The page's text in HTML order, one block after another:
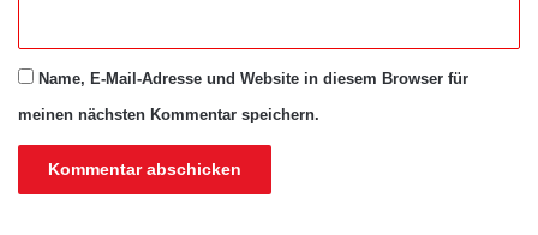
Name, E-Mail-Adresse und Website in diesem Browser für
meinen nächsten Kommentar speichern.